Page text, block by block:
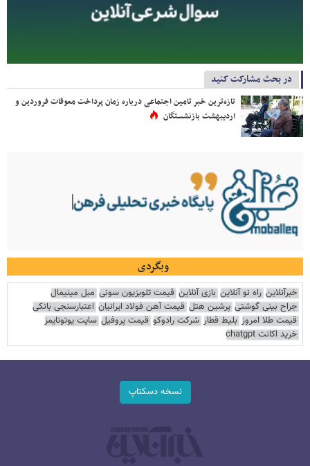
در بحث مشارکت کنید
تازه‌ترین خبر تامین اجتماعی درباره زمان پرداخت معوقات فروردین و
اردیبهشت بازنشستگان
وبگردی
خبرآنلاین راه نو آنلاین بازی آنلاین قیمت تلویزیون سونی مبل مینیمال
جراح بینی گوشتی پرشین هتل قیمت آهن فولاد ایرانیان اعتبارسنجی بانکی
قیمت طلا امروز بلیط قطار شرکت رادوکو قیمت پروفیل سایت یوتوتایمز
خرید اکانت chatgpt
نسخه دسکتاپ